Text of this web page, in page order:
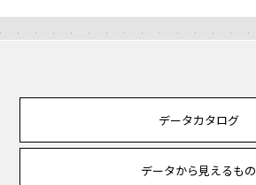
データカタログ
データから見えるもの